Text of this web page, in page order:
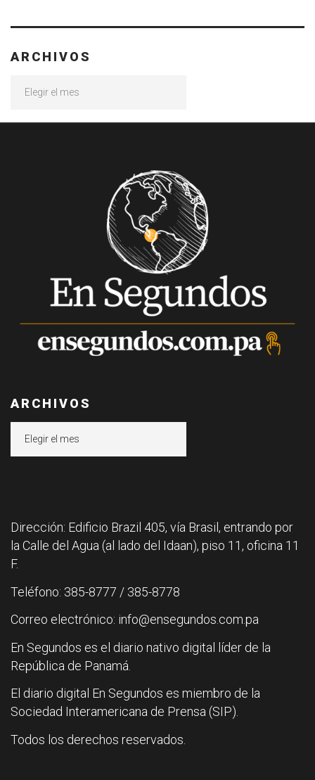
ARCHIVOS
ARCHIVOS
Dirección: Edificio Brazil 405, vía Brasil, entrando por
la Calle del Agua (al lado del Idaan), piso 11, oficina 11
F.
Teléfono: 385-8777 / 385-8778
Correo electrónico: info@ensegundos.com.pa
En Segundos es el diario nativo digital líder de la
República de Panamá.
El diario digital En Segundos es miembro de la
Sociedad Interamericana de Prensa (SIP).
Todos los derechos reservados.